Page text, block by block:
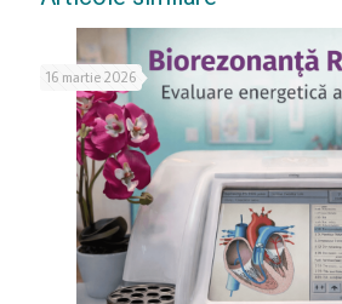
16 martie 2026